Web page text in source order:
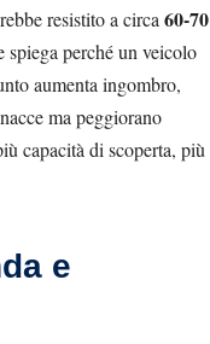
resistito a circa 60-70
spiega perché un veicolo
aumenta ingombro,
ma peggiorano
capacità di scoperta, più
e